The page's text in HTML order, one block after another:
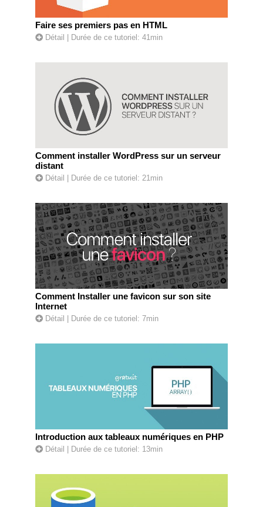
Faire ses premiers pas en HTML
Détail | Durée de ce tutoriel: 41min
Comment installer WordPress sur un serveur
distant
Détail | Durée de ce tutoriel: 21min
Comment Installer une favicon sur son site
Internet
Détail | Durée de ce tutoriel: 7min
Introduction aux tableaux numériques en PHP
Détail | Durée de ce tutoriel: 13min